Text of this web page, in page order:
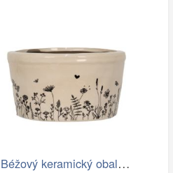
Béžový keramický obal na květináč s…